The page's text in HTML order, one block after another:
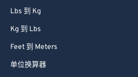
Lbs 到 Kg
Kg 到 Lbs
Feet 到 Meters
单位换算器